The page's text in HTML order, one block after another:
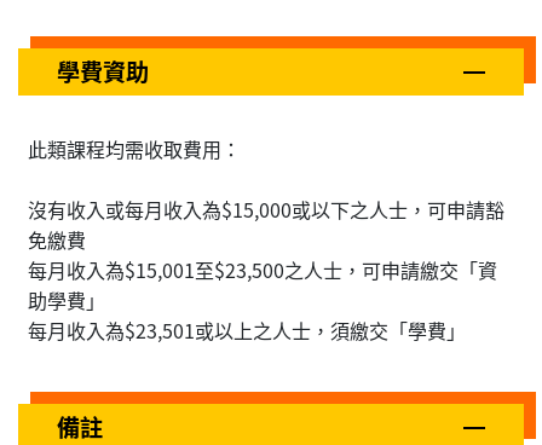
學費資助
此類課程均需收取費用：
沒有收入或每月收入為$15,000或以下之人士，可申請豁
免繳費
每月收入為$15,001至$23,500之人士，可申請繳交「資
助學費」
每月收入為$23,501或以上之人士，須繳交「學費」
備註